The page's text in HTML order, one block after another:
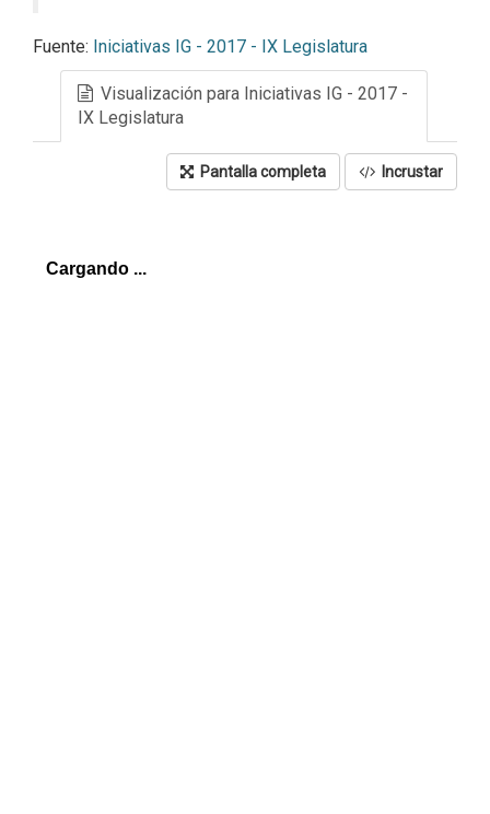
Fuente: Iniciativas IG - 2017 - IX Legislatura
Visualización para Iniciativas IG - 2017 -
IX Legislatura
Pantalla completa Incrustar